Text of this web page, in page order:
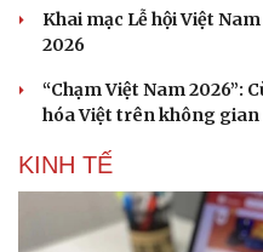
Khai mạc Lễ hội Việt
2026
“Chạm Việt Nam 2026”:
hóa Việt trên không gian
KINH TẾ